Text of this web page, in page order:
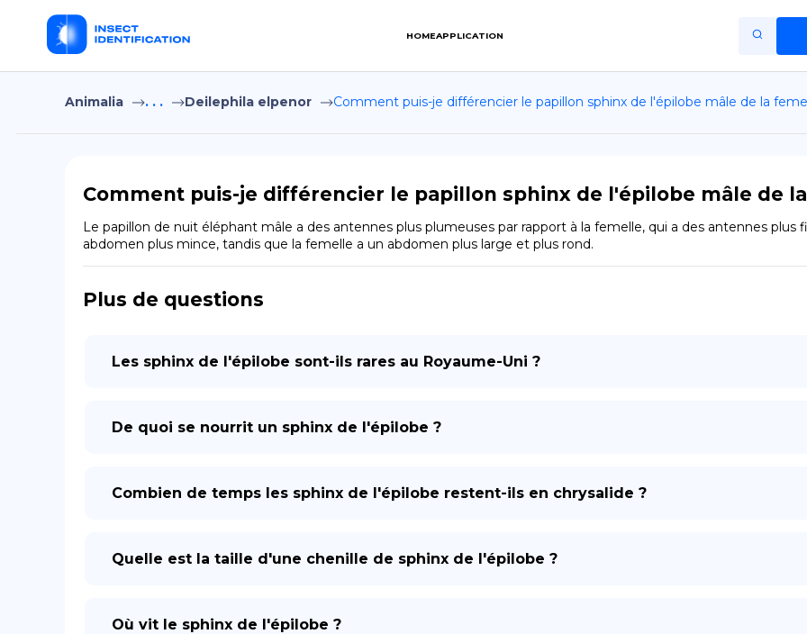
HOMEAPPLICATION
Home
Terms of Use
Privacy Policy
FR
Animalia . . . Deilephila elpenor Comment puis-je différencier le papillon sphinx de l'épilobe mâle de la
Comment puis-je différencier le papillon sphinx de l'épilobe mâle de
Le papillon de nuit éléphant mâle a des antennes plus plumeuses par rapport à la femelle, qui a des antennes plus
abdomen plus mince, tandis que la femelle a un abdomen plus large et plus rond.
Plus de questions
Les sphinx de l'épilobe sont-ils rares au Royaume-Uni ?
De quoi se nourrit un sphinx de l'épilobe ?
Combien de temps les sphinx de l'épilobe restent-ils en chrysalide ?
Quelle est la taille d'une chenille de sphinx de l'épilobe ?
Où vit le sphinx de l'épilobe ?